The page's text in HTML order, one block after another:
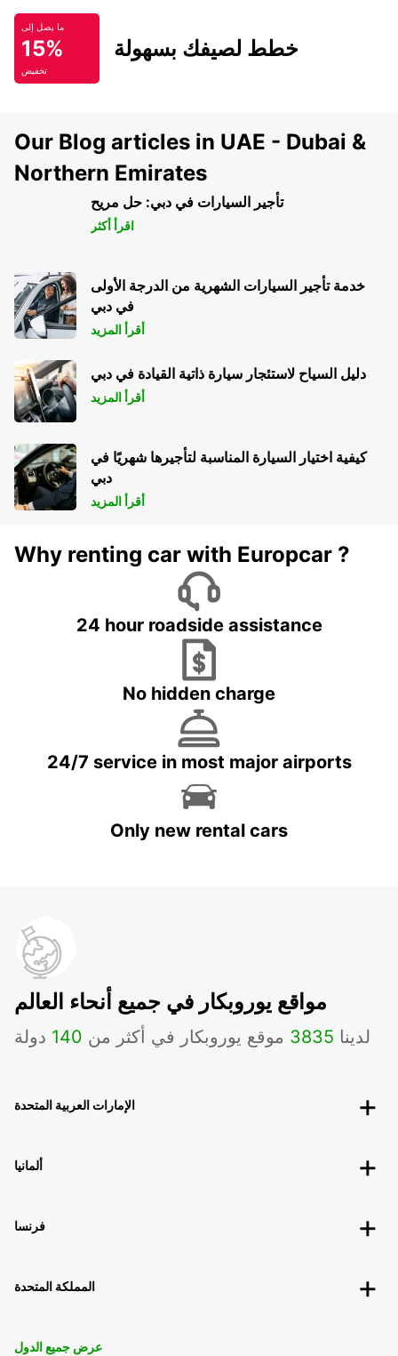
ما يصل إلى
15%
تخفيض
خطط لصيفك بسهولة
Our Blog articles in UAE - Dubai &
Northern Emirates
تأجير السيارات في دبي: حل مريح
اقرأ أكثر
خدمة تأجير السيارات الشهرية من الدرجة الأولى
في دبي
أقرأ المزيد
دليل السياح لاستئجار سيارة ذاتية القيادة في دبي
أقرأ المزيد
كيفية اختيار السيارة المناسبة لتأجيرها شهريًا في
دبي
أقرأ المزيد
Why renting car with Europcar ?
24 hour roadside assistance
No hidden charge
24/7 service in most major airports
Only new rental cars
مواقع يوروبكار في جميع أنحاء العالم
لدينا 3835 موقع يوروبكار في أكثر من 140 دولة
الإمارات العربية المتحدة
ألمانيا
فرنسا
المملكة المتحدة
عرض جميع الدول